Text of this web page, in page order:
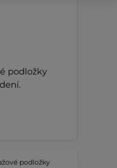
podložky
podložky